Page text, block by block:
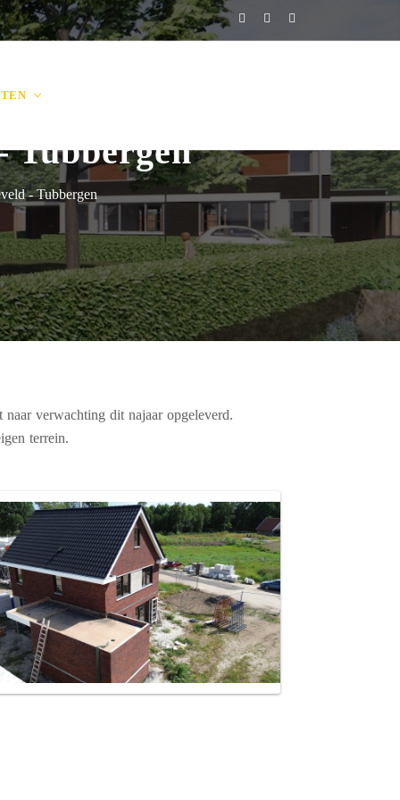
Tubbergen
- Tubbergen
verwachting dit najaar opgeleverd.
terrein.